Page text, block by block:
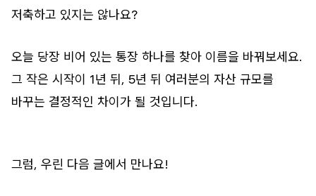
저축하고 있지는 않나요?
오늘 당장 비어 있는 통장 하나를 찾아 이름을 바꿔보세요.
그 작은 시작이 1년 뒤, 5년 뒤 여러분의 자산 규모를
바꾸는 결정적인 차이가 될 것입니다.
그럼, 우린 다음 글에서 만나요!